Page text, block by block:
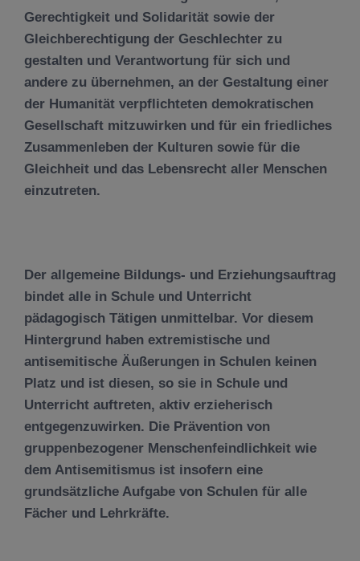
Gerechtigkeit und Solidarität sowie der
Gleichberechtigung der Geschlechter zu
gestalten und Verantwortung für sich und
andere zu übernehmen, an der Gestaltung einer
der Humanität verpflichteten demokratischen
Gesellschaft mitzuwirken und für ein friedliches
Zusammenleben der Kulturen sowie für die
Gleichheit und das Lebensrecht aller Menschen
einzutreten.
Der allgemeine Bildungs- und Erziehungsauftrag
bindet alle in Schule und Unterricht
pädagogisch Tätigen unmittelbar. Vor diesem
Hintergrund haben extremistische und
antisemitische Äußerungen in Schulen keinen
Platz und ist diesen, so sie in Schule und
Unterricht auftreten, aktiv erzieherisch
entgegenzuwirken. Die Prävention von
gruppenbezogener Menschenfeindlichkeit wie
dem Antisemitismus ist insofern eine
grundsätzliche Aufgabe von Schulen für alle
Fächer und Lehrkräfte.